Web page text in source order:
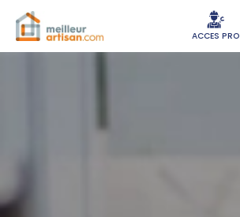
ACCES PRO